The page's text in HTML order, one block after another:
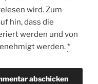
wird. Zum
hin, dass die
werden und von
werden.*